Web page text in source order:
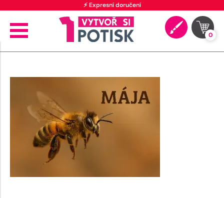
⚡ Expresní doručení
0